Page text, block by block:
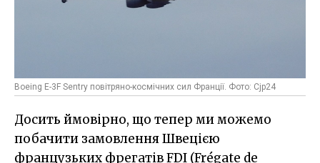
Boeing E-3F Sentry повітряно-космічних сил Франції. Фото: Cjp24
Досить ймовірно, що тепер ми можемо
побачити замовлення Швецією
французьких фрегатів FDI (Frégate de